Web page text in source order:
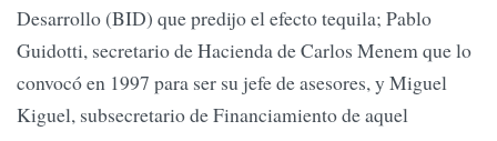
Desarrollo (BID) que predijo el efecto tequila; Pablo
Guidotti, secretario de Hacienda de Carlos Menem que lo
convocó en 1997 para ser su jefe de asesores, y Miguel
Kiguel, subsecretario de Financiamiento de aquel